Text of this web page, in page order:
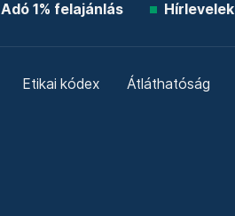
Adó 1% felajánlás Hírlevelek
Etikai kódex Átláthatóság